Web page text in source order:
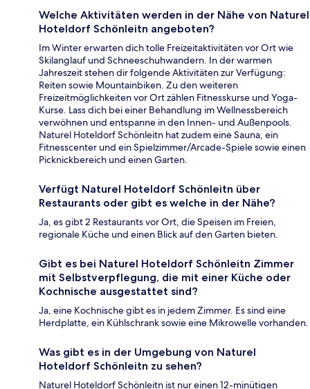
Welche Aktivitäten werden in der Nähe von Naturel
Hoteldorf Schönleitn angeboten?
Im Winter erwarten dich tolle Freizeitaktivitäten vor Ort wie
Skilanglauf und Schneeschuhwandern. In der warmen
Jahreszeit stehen dir folgende Aktivitäten zur Verfügung:
Reiten sowie Mountainbiken. Zu den weiteren
Freizeitmöglichkeiten vor Ort zählen Fitnesskurse und Yoga-
Kurse. Lass dich bei einer Behandlung im Wellnessbereich
verwöhnen und entspanne in den Innen- und Außenpools.
Naturel Hoteldorf Schönleitn hat zudem eine Sauna, ein
Fitnesscenter und ein Spielzimmer/Arcade-Spiele sowie einen
Picknickbereich und einen Garten.
Verfügt Naturel Hoteldorf Schönleitn über
Restaurants oder gibt es welche in der Nähe?
Ja, es gibt 2 Restaurants vor Ort, die Speisen im Freien,
regionale Küche und einen Blick auf den Garten bieten.
Gibt es bei Naturel Hoteldorf Schönleitn Zimmer
mit Selbstverpflegung, die mit einer Küche oder
Kochnische ausgestattet sind?
Ja, eine Kochnische gibt es in jedem Zimmer. Es sind eine
Herdplatte, ein Kühlschrank sowie eine Mikrowelle vorhanden.
Was gibt es in der Umgebung von Naturel
Hoteldorf Schönleitn zu sehen?
Naturel Hoteldorf Schönleitn ist nur einen 12-minütigen